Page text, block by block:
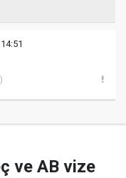
ve AB vize